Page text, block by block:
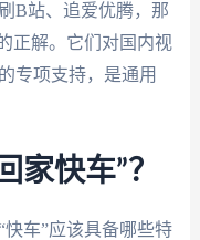
B站、追爱优腾，那
正解。它们对国内视
专项支持，是通用
家快车”？
车”应该具备哪些特